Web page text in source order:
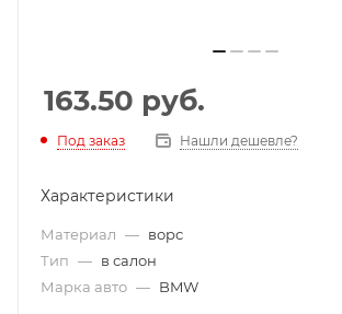
163.50 руб.
Под заказ Нашли дешевле?
Характеристики
Материал — ворс
Тип — в салон
Марка авто — BMW